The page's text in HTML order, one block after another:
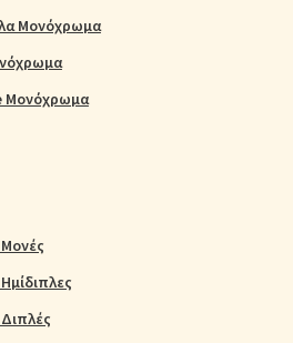
Μονόχρωμα
Μονόχρωμα